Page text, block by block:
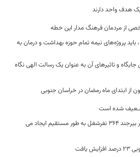
هدف واحد دارند
از مردمان فرهنگ مدار این خطه
باید پروژه‌های نیمه تمام حوزه بهداشت و درمان به
جایگاه و تاثیرهای آن به عنوان یک رسالت الهی نگاه
ضـعیف شده است
با افتتاح پروژه های دهه فجر بیرجند 364 نفرشغل به طور مستقیم ایجاد می